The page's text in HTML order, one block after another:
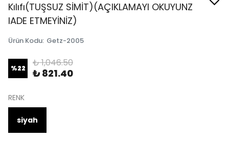
Kılıfı(TUŞSUZ SİMİT)(AÇIKLAMAYI OKUYUNZ
IADE ETMEYİNİZ)
Ürün Kodu: Getz-2005
%22 ₺ 1,046.50
₺ 821.40
RENK
siyah